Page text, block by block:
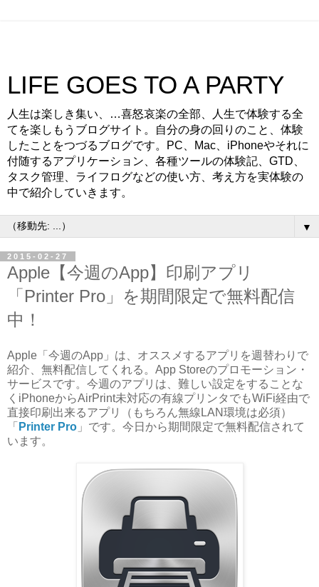
LIFE GOES TO A PARTY
人生は楽しき集い、…喜怒哀楽の全部、人生で体験する全
てを楽しもうブログサイト。自分の身の回りのこと、体験
したことをつづるブログです。PC、Mac、iPhoneやそれに
付随するアプリケーション、各種ツールの体験記、GTD、
タスク管理、ライフログなどの使い方、考え方を実体験の
中で紹介していきます。
▼
2015-02-27
Apple【今週のApp】印刷アプリ
「Printer Pro」を期間限定で無料配信
中！
Apple「今週のApp」は、オススメするアプリを週替わりで
紹介、無料配信してくれる。App Storeのプロモーション・
サービスです。今週のアプリは、難しい設定をすることな
くiPhoneからAirPrint未対応の有線プリンタでもWiFi経由で
直接印刷出来るアプリ（もちろん無線LAN環境は必須）
「 Printer Pro 」です。今日から期間限定で無料配信されて
います。